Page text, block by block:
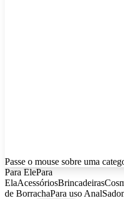
Passe o mouse sobre uma
Para ElePara
ElaAcessóriosBrincadeiras
de BorrachaPara uso Anal